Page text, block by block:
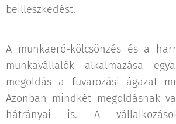
beilleszkedést.
A munkaerő-kölcsönzés és a
munkavállalók alkalmazása
megoldás a fuvarozási ágazat
Azonban mindkét megoldásnak
hátrányai is. A